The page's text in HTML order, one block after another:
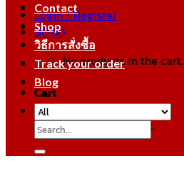
Login / Register
฿0.00
No products in the cart.
Cart
No products in the cart.
Contact
Shop
วิธีการสั่งซื้อ
Track your order
Blog
Search
for: